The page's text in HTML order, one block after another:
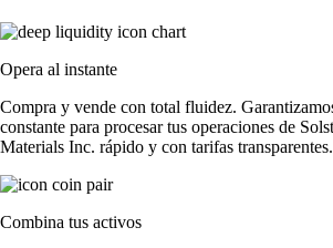
Opera al instante
Compra y vende con total fluidez.
constante para procesar tus operaciones de
Materials Inc. rápido y con tarifas transparentes.
Combina tus activos